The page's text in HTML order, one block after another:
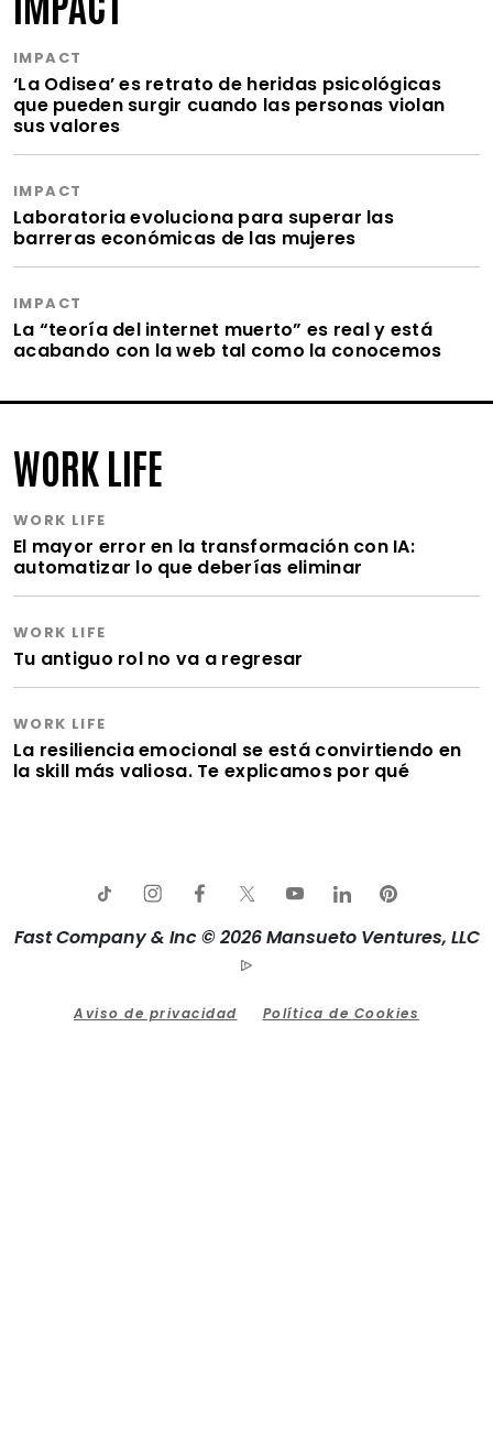
IMPACT
‘La Odisea’ es retrato de heridas psicológicas
que pueden surgir cuando las personas violan
sus valores
IMPACT
Laboratoria evoluciona para superar las
barreras económicas de las mujeres
IMPACT
La “teoría del internet muerto” es real y está
acabando con la web tal como la conocemos
WORK LIFE
WORK LIFE
El mayor error en la transformación con IA:
automatizar lo que deberías eliminar
WORK LIFE
Tu antiguo rol no va a regresar
WORK LIFE
La resiliencia emocional se está convirtiendo en
la skill más valiosa. Te explicamos por qué
Fast Company & Inc © 2026 Mansueto Ventures, LLC
Aviso de privacidad Política de Cookies